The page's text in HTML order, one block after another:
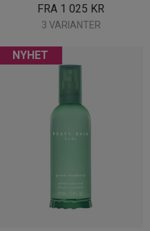
FRA 1 025 KR
3 VARIANTER
NYHET